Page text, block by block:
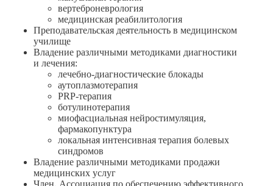
вертеброневрология
медицинская реабилитология
Преподавательская деятельность в медицинском
училище
Владение различными методиками диагностики
и лечения:
лечебно-диагностические блокады
аутоплазмотерапия
PRP-терапия
ботулинотерапия
миофасциальная нейростимуляция,
фармакопунктура
локальная интенсивная терапия болевых
синдромов
Владение различными методиками продажи
медицинских услуг
Член, Ассоциация по обеспечению эффективного